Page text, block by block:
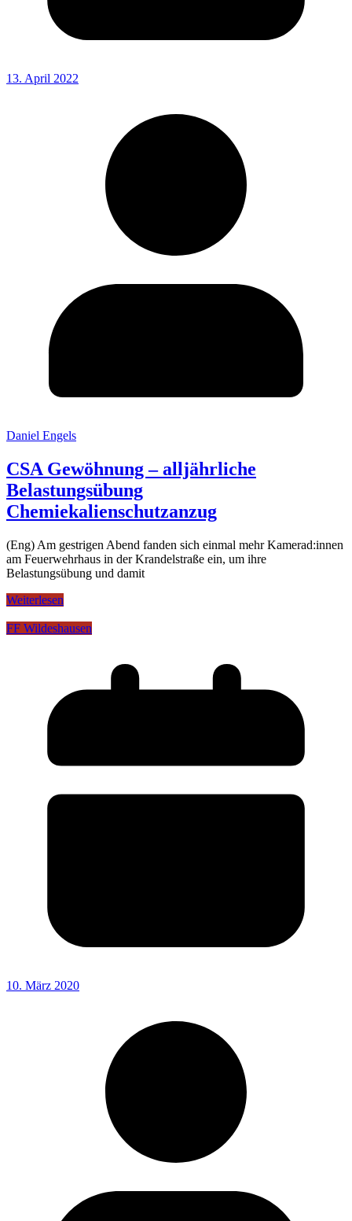
13. April 2022
Daniel Engels
CSA Gewöhnung – alljährliche
Belastungsübung
Chemiekalienschutzanzug
(Eng) Am gestrigen Abend fanden sich einmal mehr Kamerad:innen
am Feuerwehrhaus in der Krandelstraße ein, um ihre
Belastungsübung und damit
Weiterlesen
FF Wildeshausen
10. März 2020